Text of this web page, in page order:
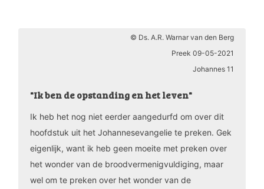
© Ds. A.R. Warnar van den Berg
Preek 09-05-2021
Johannes 11
"Ik ben de opstanding en het leven"
Ik heb het nog niet eerder aangedurfd om over dit
hoofdstuk uit het Johannesevangelie te preken. Gek
eigenlijk, want ik heb geen moeite met preken over
het wonder van de broodvermenigvuldiging, maar
wel om te preken over het wonder van de